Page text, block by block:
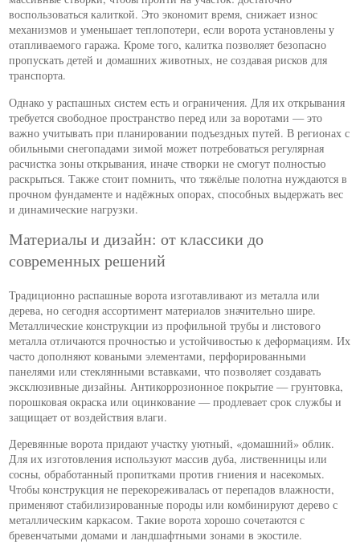
воспользоваться калиткой. Это экономит время, снижает износ
механизмов и уменьшает теплопотери, если ворота установлены у
отапливаемого гаража. Кроме того, калитка позволяет безопасно
пропускать детей и домашних животных, не создавая рисков для
транспорта.
Однако у распашных систем есть и ограничения. Для их открывания
требуется свободное пространство перед или за воротами — это
важно учитывать при планировании подъездных путей. В регионах с
обильными снегопадами зимой может потребоваться регулярная
расчистка зоны открывания, иначе створки не смогут полностью
раскрыться. Также стоит помнить, что тяжёлые полотна нуждаются в
прочном фундаменте и надёжных опорах, способных выдержать вес
и динамические нагрузки.
Материалы и дизайн: от классики до
современных решений
Традиционно распашные ворота изготавливают из металла или
дерева, но сегодня ассортимент материалов значительно шире.
Металлические конструкции из профильной трубы и листового
металла отличаются прочностью и устойчивостью к деформациям. Их
часто дополняют коваными элементами, перфорированными
панелями или стеклянными вставками, что позволяет создавать
эксклюзивные дизайны. Антикоррозионное покрытие — грунтовка,
порошковая окраска или оцинкование — продлевает срок службы и
защищает от воздействия влаги.
Деревянные ворота придают участку уютный, «домашний» облик.
Для их изготовления используют массив дуба, лиственницы или
сосны, обработанный пропитками против гниения и насекомых.
Чтобы конструкция не перекореживалась от перепадов влажности,
применяют стабилизированные породы или комбинируют дерево с
металлическим каркасом. Такие ворота хорошо сочетаются с
бревенчатыми домами и ландшафтными зонами в экостиле.